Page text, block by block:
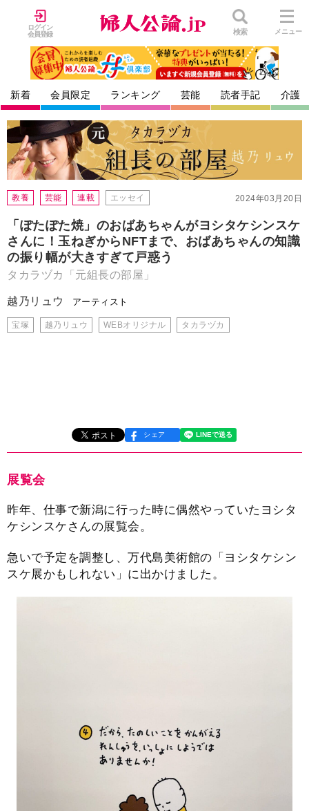
ログイン
会員登録
検索 メニュー
新着 会員限定 ランキング 芸能 読者手記 介護
2024年03月20日
教養 芸能 連載 エッセイ
「ぽたぽた焼」のおばあちゃんがヨシタケシンスケ
さんに！玉ねぎからNFTまで、おばあちゃんの知識
の振り幅が大きすぎて戸惑う
タカラヅカ「元組長の部屋」
越乃リュウ アーティスト
宝塚 越乃リュウ WEBオリジナル タカラヅカ
シェア
展覧会
昨年、仕事で新潟に行った時に偶然やっていたヨシタ
ケシンスケさんの展覧会。
急いで予定を調整し、万代島美術館の「ヨシタケシン
スケ展かもしれない」に出かけました。